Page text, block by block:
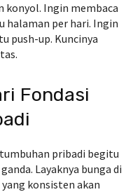
konyol. Ingin membaca
halaman per hari. Ingin
push-up. Kuncinya
Fondasi
pribadi begitu
Layaknya bunga di
konsisten akan